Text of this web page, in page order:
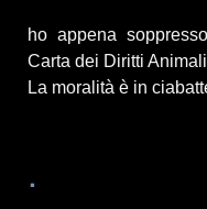
ho appena
Carta dei Diritti Animali
La moralità è in
.